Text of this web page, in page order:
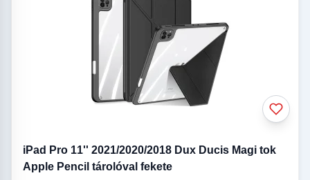
iPad Pro 11'' 2021/2020/2018 Dux Ducis Magi tok
Apple Pencil tárolóval fekete